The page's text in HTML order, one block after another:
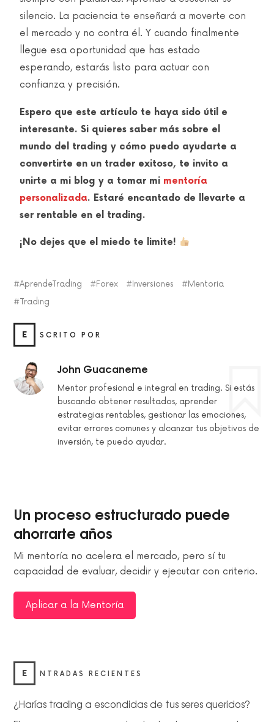
silencio. La paciencia te enseñará a moverte con
el mercado y no contra él. Y cuando finalmente
llegue esa oportunidad que has estado
esperando, estarás listo para actuar con
confianza y precisión.
Espero que este artículo te haya sido útil e
interesante. Si quieres saber más sobre el
mundo del trading y cómo puedo ayudarte a
convertirte en un trader exitoso, te invito a
unirte a mi blog y a tomar mi mentoría
personalizada. Estaré encantado de llevarte a
ser rentable en el trading.
¡No dejes que el miedo te limite!
AprendeTrading Forex Inversiones
Mentoria
Trading
E SCRITO POR
John Guacaneme
Mentor profesional e integral en trading. Si estás
buscando obtener resultados, aprender
estrategias rentables, gestionar las emociones,
evitar errores comunes y alcanzar tus objetivos de
inversión, te puedo ayudar.
Un proceso estructurado puede
ahorrarte años
Mi mentoría no acelera el mercado, pero sí tu
capacidad de evaluar, decidir y ejecutar con criterio.
Aplicar a la Mentoría
E NTRADAS RECIENTES
¿Harías trading a escondidas de tus seres queridos?